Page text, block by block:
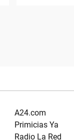
A24.com
Primicias Ya
Radio La Red